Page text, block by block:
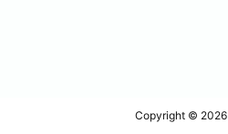
Copyright © 2026